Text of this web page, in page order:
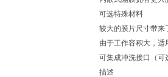
可选特殊材料
较大的膜片尺寸带来
由于工作容积大，
可集成冲洗接口（可
描述